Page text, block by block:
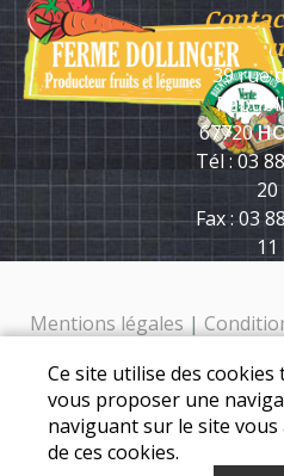
39 rue
67720
Tél : 03
20
Fax : 03
11
Mentions légales |
Ferme Dollinger - 39 rue de
Tél. : 03 88
Ce site utilise des cookies
vous proposer une
naviguant sur le site vous
de ces cookies.